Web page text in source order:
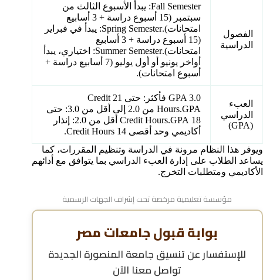
الفصول
الدراسية
Fall Semester: يبدأ الأسبوع الثالث من
سبتمبر (15 أسبوع دراسة + 3 أسابيع
امتحانات).Spring Semester: يبدأ في فبراير
(15 أسبوع دراسة + 3 أسابيع
امتحانات).Summer Semester: اختياري، يبدأ
أواخر يونيو أو أول يوليو (7 أسابيع دراسة +
أسبوع امتحانات).
العبء
الدراسي
(GPA)
GPA 3.0 فأكثر: حتى 21 Credit
Hours.GPA من 2.0 إلى أقل من 3.0: حتى
18 Credit Hours.GPA أقل من 2.0: إنذار
أكاديمي وحد أقصى 14 Credit Hours.
ويوفر هذا النظام مرونة في الدراسة وتنظيم المقررات، كما
يساعد الطلاب على إدارة العبء الدراسي بما يتوافق مع أدائهم
الأكاديمي ومتطلبات التخرج.
مؤسسة تعليمية مرخصة تحت إشراف الجهات الرسمية
بوابة قبول جامعات مصر
للإستفسار عنتنسيق جامعة المنصورة الجديدة
تواصل معنا الآن